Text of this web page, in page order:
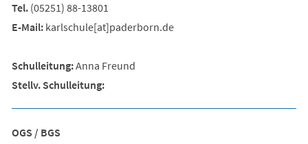
Tel.(05251) 88-13801
E-Mail:karlschule[at]paderborn.de
Schulleitung:Anna Freund
Stellv. Schulleitung:
OGS / BGS